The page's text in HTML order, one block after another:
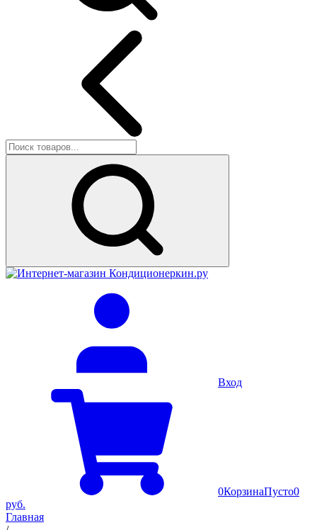
Вход
0КорзинаПусто0
руб.
Главная